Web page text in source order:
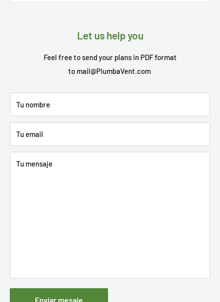
Let us help you
Feel free to send your plans in PDF format
to mail@PlumbaVent.com
Tu nombre
Tu email
Tu mensaje
Enviar mesaje